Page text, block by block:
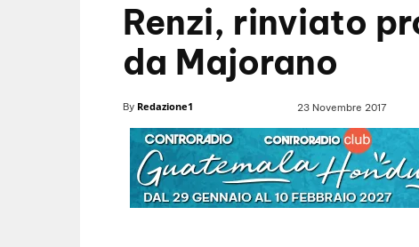
Renzi, rinviato
da Majorano
By Redazione1 23 Novembre 2017